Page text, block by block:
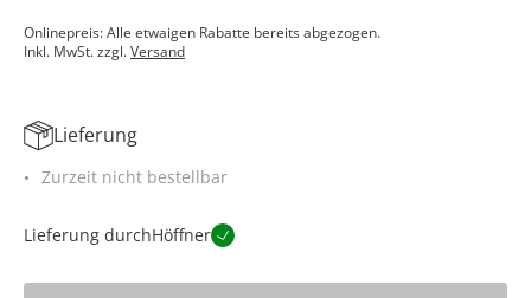
Onlinepreis: Alle etwaigen Rabatte bereits abgezogen.
Inkl. MwSt. zzgl.Versand
Lieferung
Zurzeit nicht bestellbar
Lieferung durchHöffner